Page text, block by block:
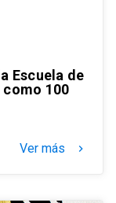
Escuela de
100
Ver más keyboard_arrow_right